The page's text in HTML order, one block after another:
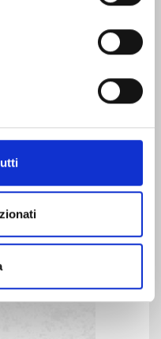
del 15 aprile
sul
e
Leggi
Weiter